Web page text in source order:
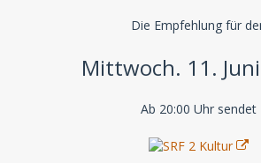
Die Empfehlung für
Mittwoch. 11.
Ab 20:00 Uhr sendet